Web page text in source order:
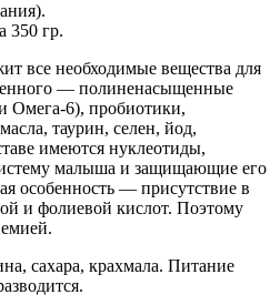
350 гр.
все необходимые вещества для
— полиненасыщенные
Омега-6), пробиотики,
таурин, селен, йод,
имеются нуклеотиды,
малыша и защищающие его
особенность — присутствие в
и фолиевой кислот. Поэтому
сахара, крахмала. Питание